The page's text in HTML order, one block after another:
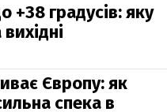
+38 градусів: яку
Європу: як
спека в